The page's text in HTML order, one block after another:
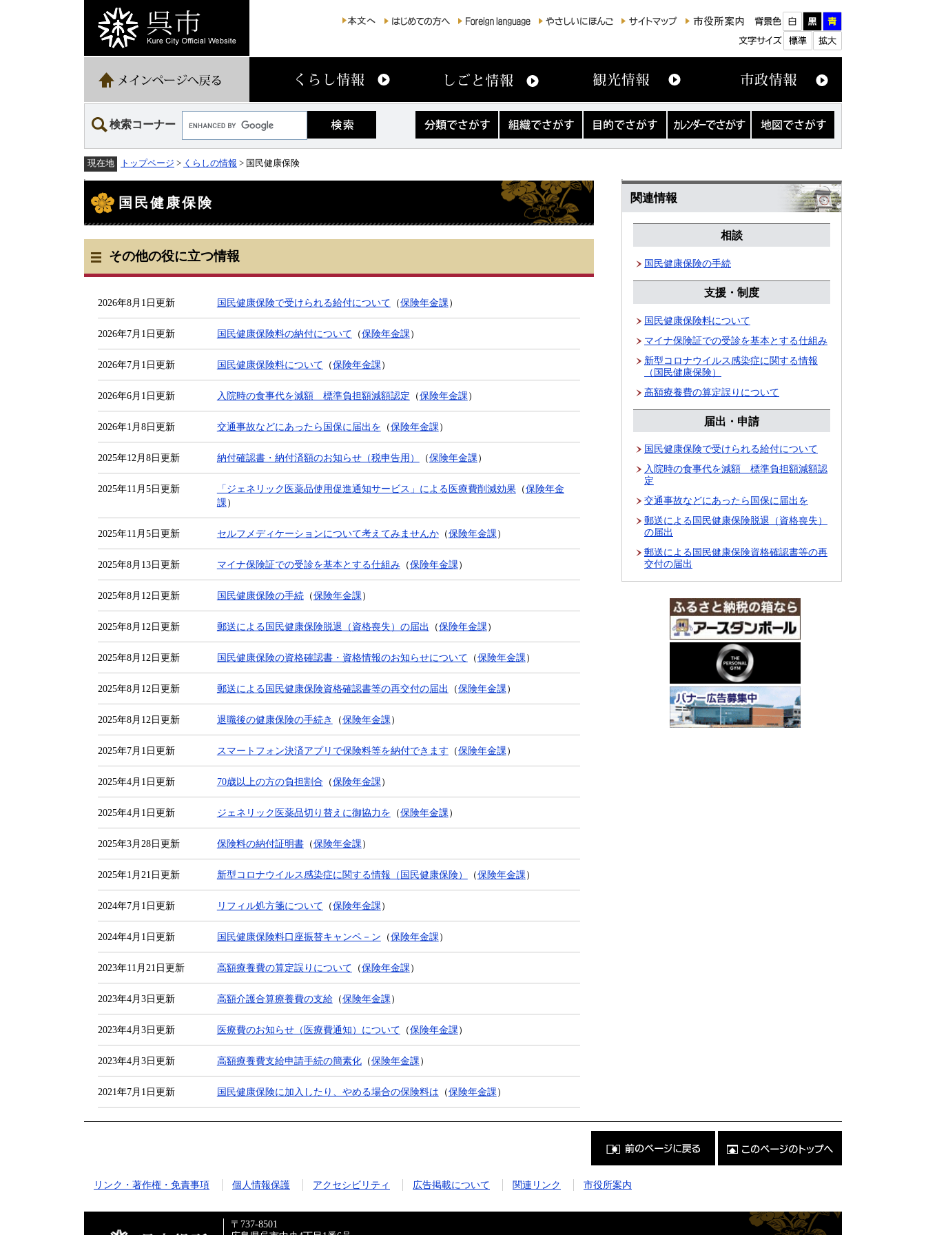
検索コーナー
カ
ス
ム
検
索
す
織
す
す
レ
で
さ
す
図
す
現在地 トップページ > くらしの情報 > 国民健康保険
国民健康保険
その他の役に立つ情報
2026年8月1日更新 国民健康保険で受けられる給付について （保険年金課）
2026年7月1日更新 国民健康保険料の納付について （保険年金課）
2026年7月1日更新 国民健康保険料について （保険年金課）
2026年6月1日更新 入院時の食事代を減額 標準負担額減額認定 （保険年金課）
2026年1月8日更新 交通事故などにあったら国保に届出を （保険年金課）
2025年12月8日更新 納付確認書・納付済額のお知らせ（税申告用） （保険年金課）
2025年11月5日更新 「ジェネリック医薬品使用促進通知サービス」による医療費削減効果（保険年金
課）
2025年11月5日更新 セルフメディケーションについて考えてみませんか（保険年金課）
2025年8月13日更新 マイナ保険証での受診を基本とする仕組み（保険年金課）
2025年8月12日更新 国民健康保険の手続（保険年金課）
2025年8月12日更新 郵送による国民健康保険脱退（資格喪失）の届出 （保険年金課）
2025年8月12日更新 国民健康保険の資格確認書・資格情報のお知らせについて （保険年金課）
2025年8月12日更新 郵送による国民健康保険資格確認書等の再交付の届出 （保険年金課）
2025年8月12日更新 退職後の健康保険の手続き （保険年金課）
2025年7月1日更新 スマートフォン決済アプリで保険料等を納付できます （保険年金課）
2025年4月1日更新 70歳以上の方の負担割合 （保険年金課）
2025年4月1日更新 ジェネリック医薬品切り替えに御協力を （保険年金課）
2025年3月28日更新 保険料の納付証明書（保険年金課）
2025年1月21日更新 新型コロナウイルス感染症に関する情報（国民健康保険） （保険年金課）
2024年7月1日更新 リフィル処方箋について （保険年金課）
2024年4月1日更新 国民健康保険料口座振替キャンペ－ン （保険年金課）
2023年11月21日更新 高額療養費の算定誤りについて （保険年金課）
2023年4月3日更新 高額介護合算療養費の支給（保険年金課）
2023年4月3日更新 医療費のお知らせ（医療費通知）について （保険年金課）
2023年4月3日更新 高額療養費支給申請手続の簡素化（保険年金課）
2021年7月1日更新 国民健康保険に加入したり、やめる場合の保険料は （保険年金課）
関連情報
相談
国民健康保険の手続
支援・制度
国民健康保険料について
マイナ保険証での受診を基本とする仕組み
新型コロナウイルス感染症に関する情報
（国民健康保険）
高額療養費の算定誤りについて
届出・申請
国民健康保険で受けられる給付について
入院時の食事代を減額 標準負担額減額認
定
交通事故などにあったら国保に届出を
郵送による国民健康保険脱退（資格喪失）
の届出
郵送による国民健康保険資格確認書等の再
交付の届出
ジ
の
リンク・著作権・免責事項 個人情報保護 アクセシビリティ 広告掲載について 関連リンク 市役所案内
〒737-8501